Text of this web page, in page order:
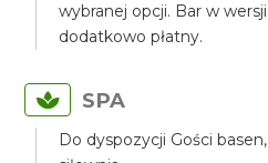
wybranej opcji. Bar w
dodatkowo płatny.
SPA
Do dyspozycji Gości